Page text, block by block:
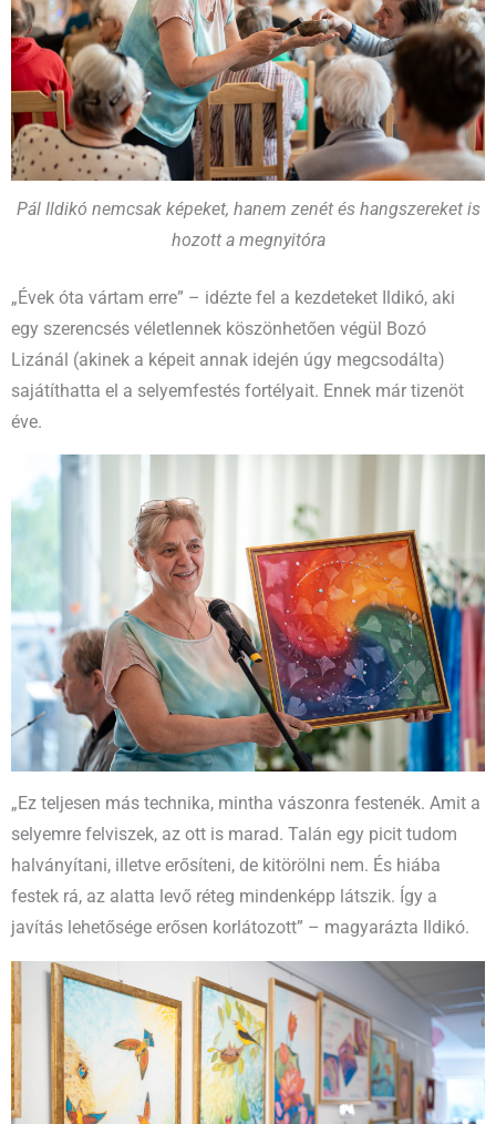
Pál Ildikó nemcsak képeket, hanem zenét és hangszereket is
hozott a megnyitóra
„Évek óta vártam erre” – idézte fel a kezdeteket Ildikó, aki
egy szerencsés véletlennek köszönhetően végül Bozó
Lizánál (akinek a képeit annak idején úgy megcsodálta)
sajátíthatta el a selyemfestés fortélyait. Ennek már tizenöt
éve.
„Ez teljesen más technika, mintha vászonra festenék. Amit a
selyemre felviszek, az ott is marad. Talán egy picit tudom
halványítani, illetve erősíteni, de kitörölni nem. És hiába
festek rá, az alatta levő réteg mindenképp látszik. Így a
javítás lehetősége erősen korlátozott” – magyarázta Ildikó.